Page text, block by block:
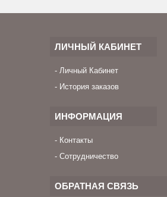
ЛИЧНЫЙ КАБИНЕТ
Личный Кабинет
История заказов
ИНФОРМАЦИЯ
Контакты
Сотрудничество
ОБРАТНАЯ СВЯЗЬ